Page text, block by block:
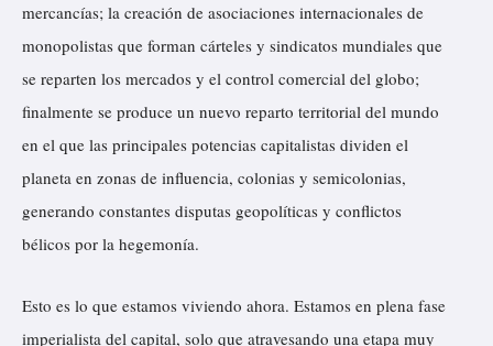
mercancías; la creación de asociaciones internacionales de
monopolistas que forman cárteles y sindicatos mundiales que
se reparten los mercados y el control comercial del globo;
finalmente se produce un nuevo reparto territorial del mundo
en el que las principales potencias capitalistas dividen el
planeta en zonas de influencia, colonias y semicolonias,
generando constantes disputas geopolíticas y conflictos
bélicos por la hegemonía.
Esto es lo que estamos viviendo ahora. Estamos en plena fase
imperialista del capital, solo que atravesando una etapa muy